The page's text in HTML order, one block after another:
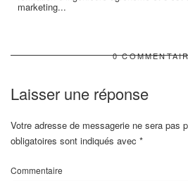
marketing...
0
Laisser une réponse
Votre adresse de messagerie ne sera pas
obligatoires sont indiqués avec *
Commentaire